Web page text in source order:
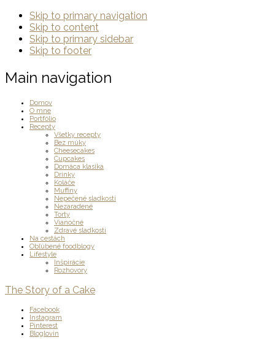
Skip to primary navigation
Skip to content
Skip to primary sidebar
Skip to footer
Main navigation
Domov
O mne
Portfólio
Recepty
Všetky recepty
Bez múky
Cheesecakes
Cupcakes
Domáca klasika
Drinky
Koláče
Muffiny
Nepečené sladkosti
Nezaradené
Torty
Vianočné
Zdravé sladkosti
Na cestách
Obľúbené foodblogy
Lifestyle
Inšpirácie
Rozhovory
The Story of a Cake
Facebook
Instagram
Pinterest
Bloglovin